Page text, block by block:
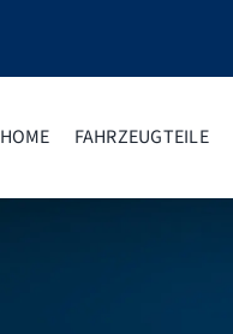
HOME FAHRZEUGTEILE